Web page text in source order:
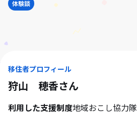
体験談
移住者プロフィール
狩山 穂香さん
利用した支援制度地域おこし協力隊